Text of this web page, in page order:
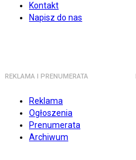
Kontakt
Napisz do nas
REKLAMA I PRENUMERATA
Reklama
Ogłoszenia
Prenumerata
Archiwum